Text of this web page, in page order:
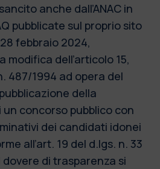
anche dall’ANAC in
pubblicate sul proprio sito
febbraio 2024,
modifica dell’articolo 15,
487/1994 ad opera del
della
concorso pubblico con
dei candidati idonei
all’art. 19 del d.lgs. n. 33
di trasparenza si